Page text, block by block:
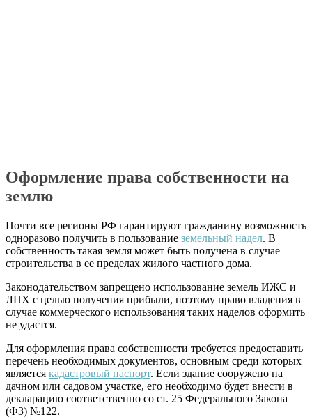
Оформление права собственности на
землю
Почти все регионы РФ гарантируют гражданину возможность
одноразово получить в пользование земельный надел. В
собственность такая земля может быть получена в случае
строительства в ее пределах жилого частного дома.
Законодательством запрещено использование земель ИЖС и
ЛПХ с целью получения прибыли, поэтому право владения в
случае коммерческого использования таких наделов оформить
не удастся.
Для оформления права собственности требуется предоставить
перечень необходимых документов, основным среди которых
является кадастровый паспорт. Если здание сооружено на
дачном или садовом участке, его необходимо будет внести в
декларацию соответственно со ст. 25 Федерального Закона
(ФЗ) №122.